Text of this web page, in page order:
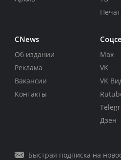
CNews
Об издании
Реклама
Вакансии
Контакты
Max
VK
VK
Дзен
Быстрая подписка на